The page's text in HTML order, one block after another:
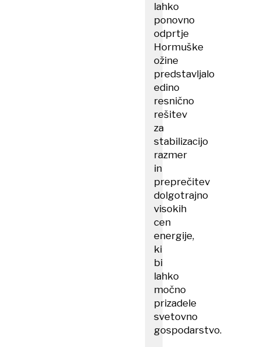
lahko
ponovno
odprtje
Hormuške
ožine
predstavljalo
edino
resnično
rešitev
za
stabilizacijo
razmer
in
preprečitev
dolgotrajno
visokih
cen
energije,
ki
bi
lahko
močno
prizadele
svetovno
gospodarstvo.